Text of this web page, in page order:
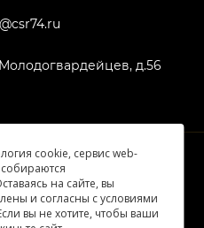
д.56
защищены
cookie, сервис web-
на сайте, вы
и согласны с условиями
вы не хотите, чтобы ваши